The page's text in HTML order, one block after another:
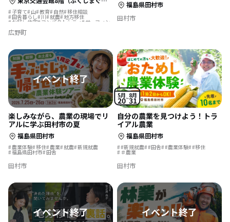
子育て 山 教育 自然 移住相談
田舎暮らし 川 就農 地方移住
お試し住宅 コンパクトシティ サーフィン
広野町
福島県田村市
田村市
楽しみながら、農業の現場でリ
アルに学ぶ田村市の夏
福島県田村市
農業体験 移住 農業 就農 新規就農
福島県田村市 田舎
田村市
5月
20
8月
31
自分の農業を見つけよう！トラ
イアル農業
福島県田村市
#新規就農 #田舎 #農業体験 #移住
＃農業
田村市